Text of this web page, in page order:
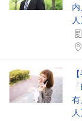
人
有
人